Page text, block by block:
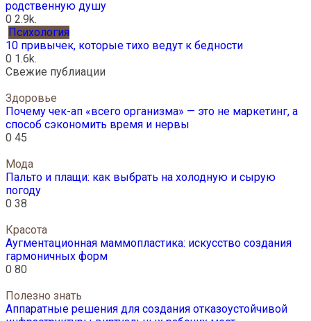
родственную душу
0 2.9k.
Психология
10 привычек, которые тихо ведут к бедности
0 1.6k.
Свежие публиации
Здоровье
Почему чек-ап «всего организма» — это не маркетинг, а
способ сэкономить время и нервы
0 45
Мода
Пальто и плащи: как выбрать на холодную и сырую
погоду
0 38
Красота
Аугментационная маммопластика: искусство создания
гармоничных форм
0 80
Полезно знать
Аппаратные решения для создания отказоустойчивой